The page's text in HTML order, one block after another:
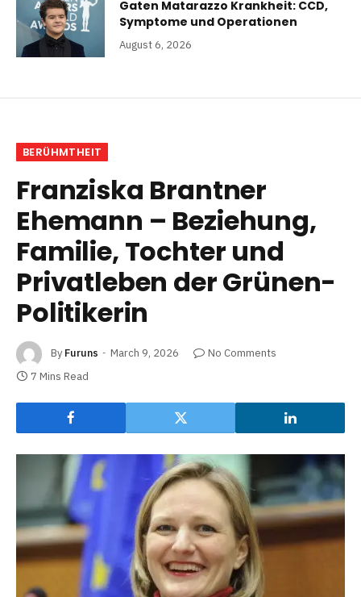
Gaten Matarazzo Krankheit: CCD,
Symptome und Operationen
August 6, 2026
BERÜHMTHEIT
Franziska Brantner
Ehemann – Beziehung,
Familie, Tochter und
Privatleben der Grünen-
Politikerin
By Furuns March 9, 2026
No Comments
7 Mins Read